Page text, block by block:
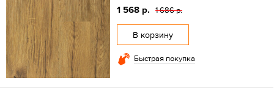
1 568 р. 1 686 р.
В корзину
Быстрая покупка